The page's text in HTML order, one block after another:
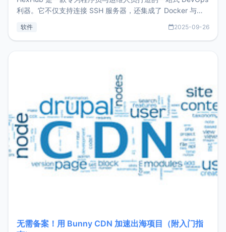
利器。它不仅支持连接 SSH 服务器，还集成了 Docker 与常
件间频繁切换，仅凭 HexHub 即可同时搞定运维与数据库操
软件 2025-09-26
无需备案！用 Bunny CDN 加速出海项目（附入门指